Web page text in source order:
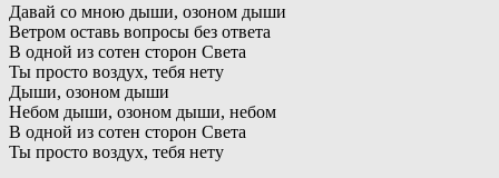
Давай со мною дыши, озоном дыши
Ветром оставь вопросы без ответа
В одной из сотен сторон Света
Ты просто воздух, тебя нету
Дыши, озоном дыши
Небом дыши, озоном дыши, небом
В одной из сотен сторон Света
Ты просто воздух, тебя нету